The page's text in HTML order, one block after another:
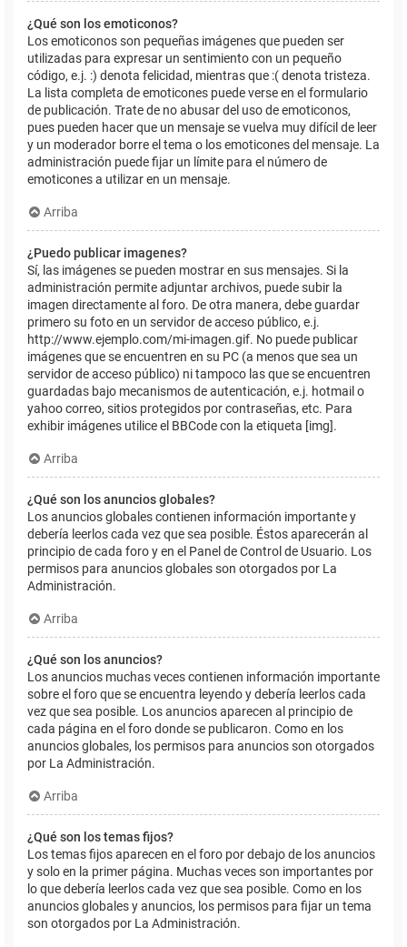
¿Qué son los emoticonos?
Los emoticonos son pequeñas imágenes que pueden ser
utilizadas para expresar un sentimiento con un pequeño
código, e.j. :) denota felicidad, mientras que :( denota tristeza.
La lista completa de emoticones puede verse en el formulario
de publicación. Trate de no abusar del uso de emoticonos,
pues pueden hacer que un mensaje se vuelva muy difícil de leer
y un moderador borre el tema o los emoticones del mensaje. La
administración puede fijar un límite para el número de
emoticones a utilizar en un mensaje.
Arriba
¿Puedo publicar imagenes?
Sí, las imágenes se pueden mostrar en sus mensajes. Si la
administración permite adjuntar archivos, puede subir la
imagen directamente al foro. De otra manera, debe guardar
primero su foto en un servidor de acceso público, e.j.
http://www.ejemplo.com/mi-imagen.gif. No puede publicar
imágenes que se encuentren en su PC (a menos que sea un
servidor de acceso público) ni tampoco las que se encuentren
guardadas bajo mecanismos de autenticación, e.j. hotmail o
yahoo correo, sitios protegidos por contraseñas, etc. Para
exhibir imágenes utilice el BBCode con la etiqueta [img].
Arriba
¿Qué son los anuncios globales?
Los anuncios globales contienen información importante y
debería leerlos cada vez que sea posible. Éstos aparecerán al
principio de cada foro y en el Panel de Control de Usuario. Los
permisos para anuncios globales son otorgados por La
Administración.
Arriba
¿Qué son los anuncios?
Los anuncios muchas veces contienen información importante
sobre el foro que se encuentra leyendo y debería leerlos cada
vez que sea posible. Los anuncios aparecen al principio de
cada página en el foro donde se publicaron. Como en los
anuncios globales, los permisos para anuncios son otorgados
por La Administración.
Arriba
¿Qué son los temas fijos?
Los temas fijos aparecen en el foro por debajo de los anuncios
y solo en la primer página. Muchas veces son importantes por
lo que debería leerlos cada vez que sea posible. Como en los
anuncios globales y anuncios, los permisos para fijar un tema
son otorgados por La Administración.